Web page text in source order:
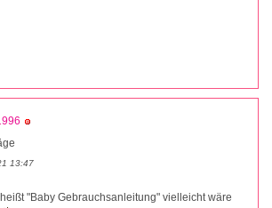
13:47
"Baby Gebrauchsanleitung" vielleicht wäre